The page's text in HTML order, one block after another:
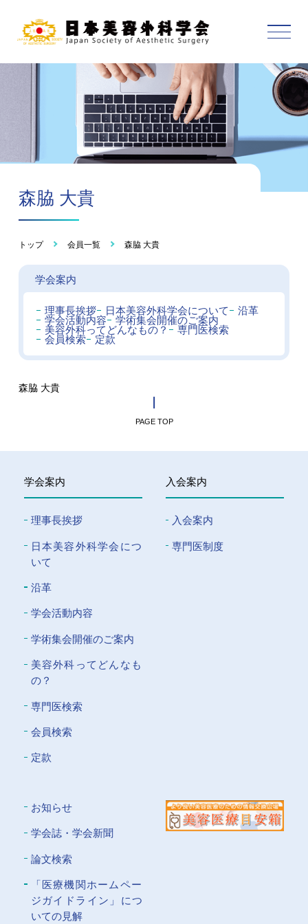
森脇 大貴
トップ 会員一覧 森脇 大貴
学会案内
理事長挨拶 日本美容外科学会について
沿革
学会活動内容
学術集会開催のご案内
美容外科ってどんなもの？
専門医検索
会員検索
定款
森脇 大貴
PAGE TOP
学会案内
理事長挨拶
⽇本美容外科学会につ
いて
沿革
学会活動内容
学術集会開催のご案内
美容外科ってどんなも
の？
専門医検索
会員検索
定款
入会案内
入会案内
専門医制度
お知らせ
学会誌・学会新聞
論文検索
「医療機関ホームペー
ジガイドライン」につ
いての⾒解